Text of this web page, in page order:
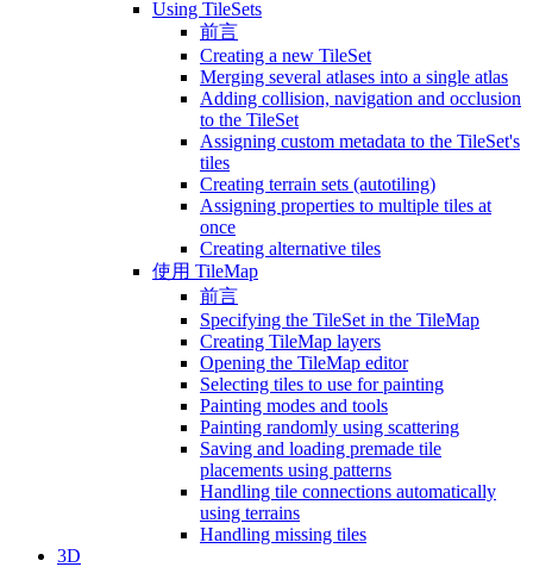
Using TileSets
前言
Creating a new TileSet
Merging several atlases into a single atlas
Adding collision, navigation and occlusion
to the TileSet
Assigning custom metadata to the TileSet's
tiles
Creating terrain sets (autotiling)
Assigning properties to multiple tiles at
once
Creating alternative tiles
使用 TileMap
前言
Specifying the TileSet in the TileMap
Creating TileMap layers
Opening the TileMap editor
Selecting tiles to use for painting
Painting modes and tools
Painting randomly using scattering
Saving and loading premade tile
placements using patterns
Handling tile connections automatically
using terrains
Handling missing tiles
3D